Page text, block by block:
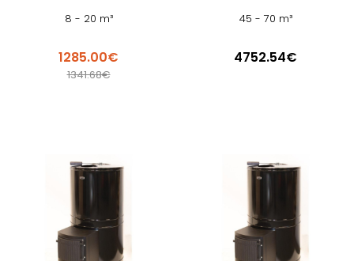
8 - 20 m³
1285.00€
1341.68€
45 - 70 m³
4752.54€